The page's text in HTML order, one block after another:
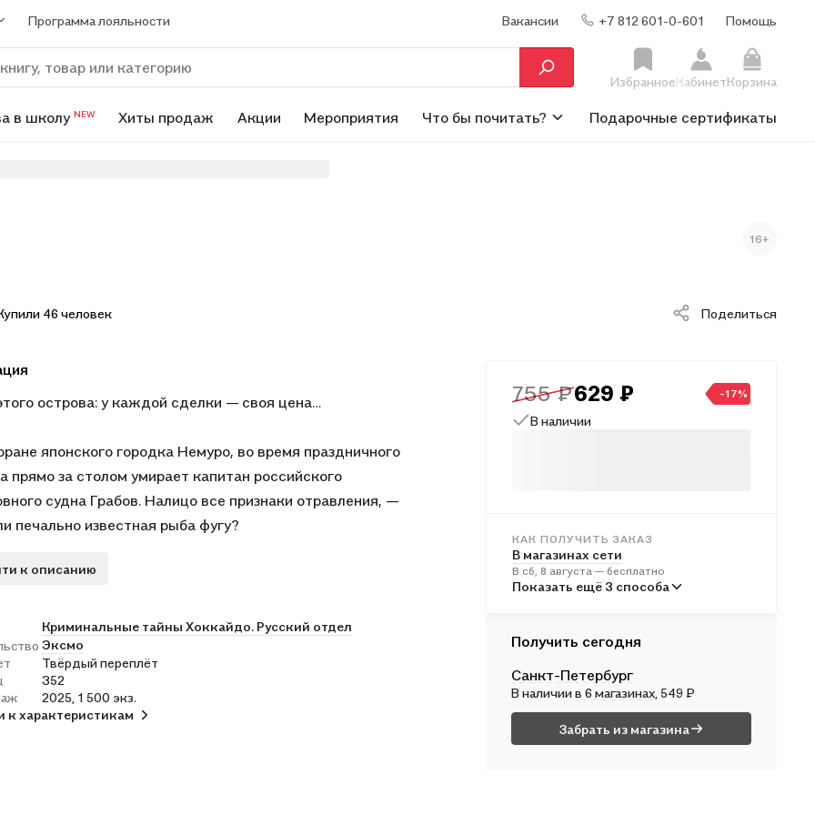
Программа лояльности Вакансии +7 812 601-0-601 Помощь
ИзбранноеКабинетКорзина
в школу NEW Хиты продаж Акции Мероприятия Что бы почитать? Подарочные сертификаты
16+
46 человек Поделиться
острова: у каждой сделки — своя цена…
японского городка Немуро, во время праздничного
прямо за столом умирает капитан российского
судна Грабов. Налицо все признаки отравления, —
печально известная рыба фугу?
нечто странное. На ладони Грабова набиты
чернилами, а дорогой редкой тушью. Обычно
волки набивают ласточек, якоря, компасы… Но
Символику черного краба находят также и на груди
к описанию
Криминальные тайны Хоккайдо. Русский отдел
Эксмо
Твёрдый переплёт
352
2025, 1 500 экз.
к характеристикам
755 ₽629 ₽ -17%
В наличии
КАК ПОЛУЧИТЬ ЗАКАЗ
В магазинах сети
В сб, 8 августа — бесплатно
В пунктах выдачи
В сб, 8 августа — от 314 ₽
Почтой России
В вс, 9 августа — от 511 ₽
Показать ещё 3 способа
Получить сегодня
Санкт-Петербург
В наличиив 6 магазинах , 549 ₽
Забрать из магазина